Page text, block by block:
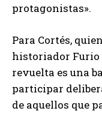
protagonistas».
Para Cortés,
historiador Furio
revuelta es una
participar
de aquellos que